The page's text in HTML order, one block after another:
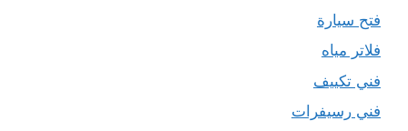
فتح سيارة
فلاتر مياه
فني تكييف
فني رسيفرات